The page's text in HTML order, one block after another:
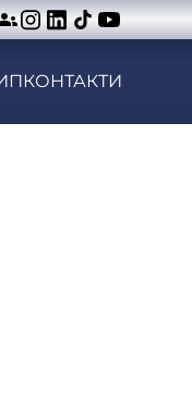
КОНТАКТИ